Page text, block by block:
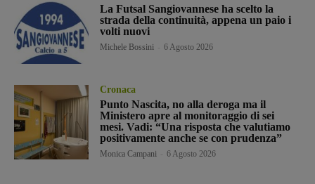
La Futsal Sangiovannese ha scelto la
strada della continuità, appena un paio i
volti nuovi
Michele Bossini 6 Agosto 2026
Cronaca
Punto Nascita, no alla deroga ma il
Ministero apre al monitoraggio di sei
mesi. Vadi: “Una risposta che valutiamo
positivamente anche se con prudenza”
Monica Campani 6 Agosto 2026